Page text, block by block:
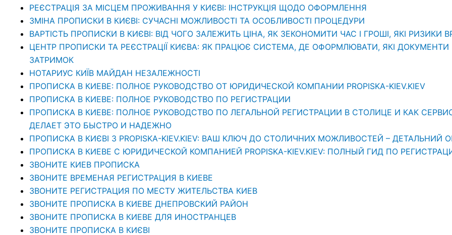
РЕЄСТРАЦІЯ ЗА МІСЦЕМ ПРОЖИВАННЯ У КИЄВІ: ІНСТРУКЦІЯ ЩОДО ОФОРМЛЕННЯ
ЗМІНА ПРОПИСКИ В КИЄВІ: СУЧАСНІ МОЖЛИВОСТІ ТА ОСОБЛИВОСТІ ПРОЦЕДУРИ
ВАРТІСТЬ ПРОПИСКИ В КИЄВІ: ВІД ЧОГО ЗАЛЕЖИТЬ ЦІНА, ЯК ЗЕКОНОМИТИ ЧАС І ГРОШІ, ЯКІ РИЗИКИ
ЦЕНТР ПРОПИСКИ ТА РЕЄСТРАЦІЇ КИЄВА: ЯК ПРАЦЮЄ СИСТЕМА, ДЕ ОФОРМЛЮВАТИ, ЯКІ ДОКУМЕНТИ
ЗАТРИМОК
НОТАРИУС КИЇВ МАЙДАН НЕЗАЛЕЖНОСТІ
ПРОПИСКА В КИЕВЕ: ПОЛНОЕ РУКОВОДСТВО ОТ ЮРИДИЧЕСКОЙ КОМПАНИИ PROPISKA-KIEV.KIEV
ПРОПИСКА В КИЕВЕ: ПОЛНОЕ РУКОВОДСТВО ПО РЕГИСТРАЦИИ
ПРОПИСКА В КИЕВЕ: ПОЛНОЕ РУКОВОДСТВО ПО ЛЕГАЛЬНОЙ РЕГИСТРАЦИИ В СТОЛИЦЕ И КАК СЕРВИС
ДЕЛАЕТ ЭТО БЫСТРО И НАДЕЖНО
ПРОПИСКА В КИЄВІ З PROPISKA-KIEV.KIEV: ВАШ КЛЮЧ ДО СТОЛИЧНИХ МОЖЛИВОСТЕЙ – ДЕТАЛЬНИЙ
ПРОПИСКА В КИЕВЕ С ЮРИДИЧЕСКОЙ КОМПАНИЕЙ PROPISKA-KIEV.KIEV: ПОЛНЫЙ ГИД ПО
ЗВОНИТЕ КИЕВ ПРОПИСКА
ЗВОНИТЕ ВРЕМЕНАЯ РЕГИСТРАЦИЯ В КИЕВЕ
ЗВОНИТЕ РЕГИСТРАЦИЯ ПО МЕСТУ ЖИТЕЛЬСТВА КИЕВ
ЗВОНИТЕ ПРОПИСКА В КИЕВЕ ДНЕПРОВСКИЙ РАЙОН
ЗВОНИТЕ ПРОПИСКА В КИЕВЕ ДЛЯ ИНОСТРАНЦЕВ
ЗВОНИТЕ ПРОПИСКА В КИЄВІ